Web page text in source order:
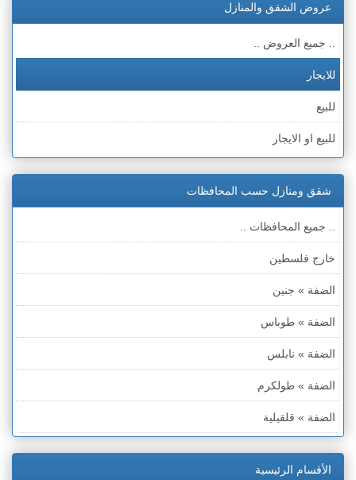
ملحق
عروض الشقق والمنازل
.. جميع العروض ..
للايجار
للبيع
للبيع او الايجار
شقق ومنازل حسب المحافظات
.. جميع المحافظات ..
خارج فلسطين
الضفة » جنين
الضفة » طوباس
الضفة » نابلس
الضفة » طولكرم
الضفة » قلقيلية
الأقسام الرئيسية